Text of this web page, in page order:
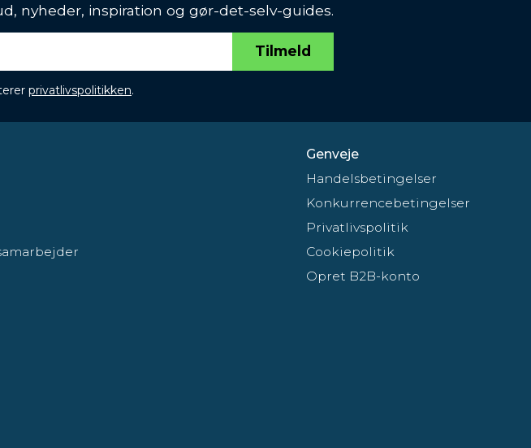
nyheder, inspiration og gør-det-selv-guides.
Tilmeld
privatlivspolitikken.
Genveje
Handelsbetingelser
Konkurrencebetingelser
Privatlivspolitik
Cookiepolitik
Opret B2B-konto